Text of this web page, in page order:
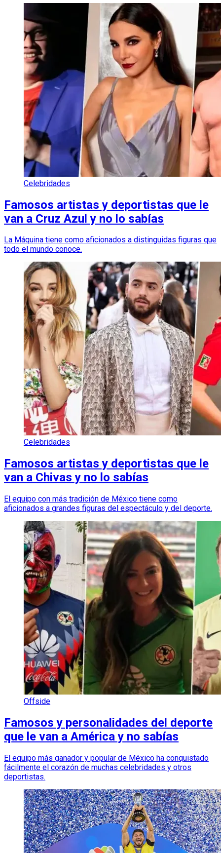
Celebridades
Famosos artistas y deportistas que le
van a Cruz Azul y no lo sabías
La Máquina tiene como aficionados a distinguidas figuras que
todo el mundo conoce.
Celebridades
Famosos artistas y deportistas que le
van a Chivas y no lo sabías
El equipo con más tradición de México tiene como
aficionados a grandes figuras del espectáculo y del deporte.
Offside
Famosos y personalidades del deporte
que le van a América y no sabías
El equipo más ganador y popular de México ha conquistado
fácilmente el corazón de muchas celebridades y otros
deportistas.